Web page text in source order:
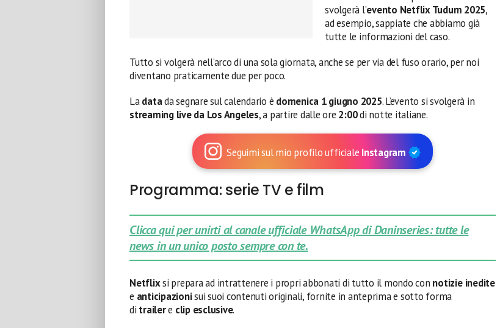
svolgerà l’evento Netflix Tudum 2025,
ad esempio, sappiate che abbiamo già
tutte le informazioni del caso.
Tutto si volgerà nell’arco di una sola giornata, anche se per via del fuso orario, per noi
diventano praticamente due per poco.
Ladatada segnare sul calendario è domenica 1 giugno 2025. L’evento si svolgerà in
streaming live da Los Angeles, a partire dalle ore 2:00di notte italiane.
Seguimi sul mio profilo ufficiale Instagram
Programma: serie TV e film
Clicca qui per unirti al canale ufficiale WhatsApp di Daninseries: tutte le
news in un unico posto sempre con te.
Netflixsi prepara ad intrattenere i propri abbonati di tutto il mondo con notizie inedite
e anticipazionisui suoi contenuti originali, fornite in anteprima e sotto forma
di trailere clip esclusive.